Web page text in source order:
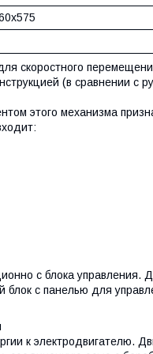
скоростного
(в сравнении с
этого механизма
с блока управления.
блок с панелью для
к электродвигателю.